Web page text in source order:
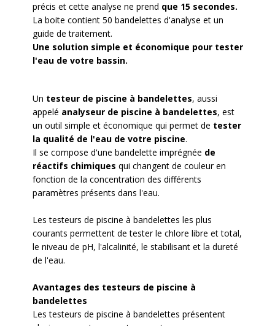
précis et cette analyse ne prend que 15 secondes.
La boite contient 50 bandelettes d'analyse et un
guide de traitement.
Une solution simple et économique pour tester
l'eau de votre bassin.
Un testeur de piscine à bandelettes, aussi
appelé analyseur de piscine à bandelettes, est
un outil simple et économique qui permet de tester
la qualité de l'eau de votre piscine.
Il se compose d'une bandelette imprégnée de
réactifs chimiques qui changent de couleur en
fonction de la concentration des différents
paramètres présents dans l'eau.
Les testeurs de piscine à bandelettes les plus
courants permettent de tester le chlore libre et total,
le niveau de pH, l'alcalinité, le stabilisant et la dureté
de l'eau.
Avantages des testeurs de piscine à
bandelettes
Les testeurs de piscine à bandelettes présentent